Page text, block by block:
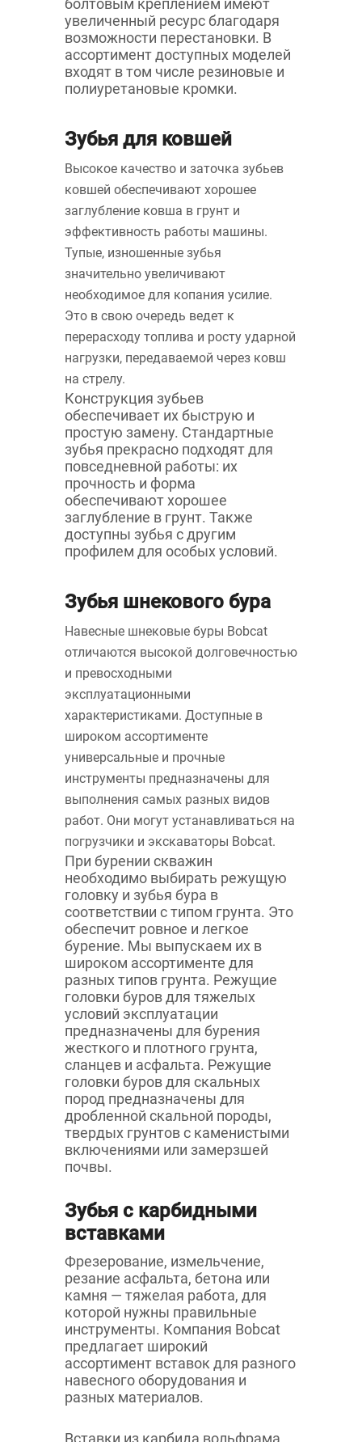
болтовым креплением имеют
увеличенный ресурс благодаря
возможности перестановки. В
ассортимент доступных моделей
входят в том числе резиновые и
полиуретановые кромки.
Зубья для ковшей
Высокое качество и заточка зубьев
ковшей обеспечивают хорошее
заглубление ковша в грунт и
эффективность работы машины.
Тупые, изношенные зубья
значительно увеличивают
необходимое для копания усилие.
Это в свою очередь ведет к
перерасходу топлива и росту ударной
нагрузки, передаваемой через ковш
на стрелу.
Конструкция зубьев
обеспечивает их быструю и
простую замену. Стандартные
зубья прекрасно подходят для
повседневной работы: их
прочность и форма
обеспечивают хорошее
заглубление в грунт. Также
доступны зубья с другим
профилем для особых условий.
Зубья шнекового бура
Навесные шнековые буры Bobcat
отличаются высокой долговечностью
и превосходными
эксплуатационными
характеристиками. Доступные в
широком ассортименте
универсальные и прочные
инструменты предназначены для
выполнения самых разных видов
работ. Они могут устанавливаться на
погрузчики и экскаваторы Bobcat.
При бурении скважин
необходимо выбирать режущую
головку и зубья бура в
соответствии с типом грунта. Это
обеспечит ровное и легкое
бурение. Мы выпускаем их в
широком ассортименте для
разных типов грунта. Режущие
головки буров для тяжелых
условий эксплуатации
предназначены для бурения
жесткого и плотного грунта,
сланцев и асфальта. Режущие
головки буров для скальных
пород предназначены для
дробленной скальной породы,
твердых грунтов с каменистыми
включениями или замерзшей
почвы.
Зубья с карбидными
вставками
Фрезерование, измельчение,
резание асфальта, бетона или
камня — тяжелая работа, для
которой нужны правильные
инструменты. Компания Bobcat
предлагает широкий
ассортимент вставок для разного
навесного оборудования и
разных материалов.
Вставки из карбида вольфрама